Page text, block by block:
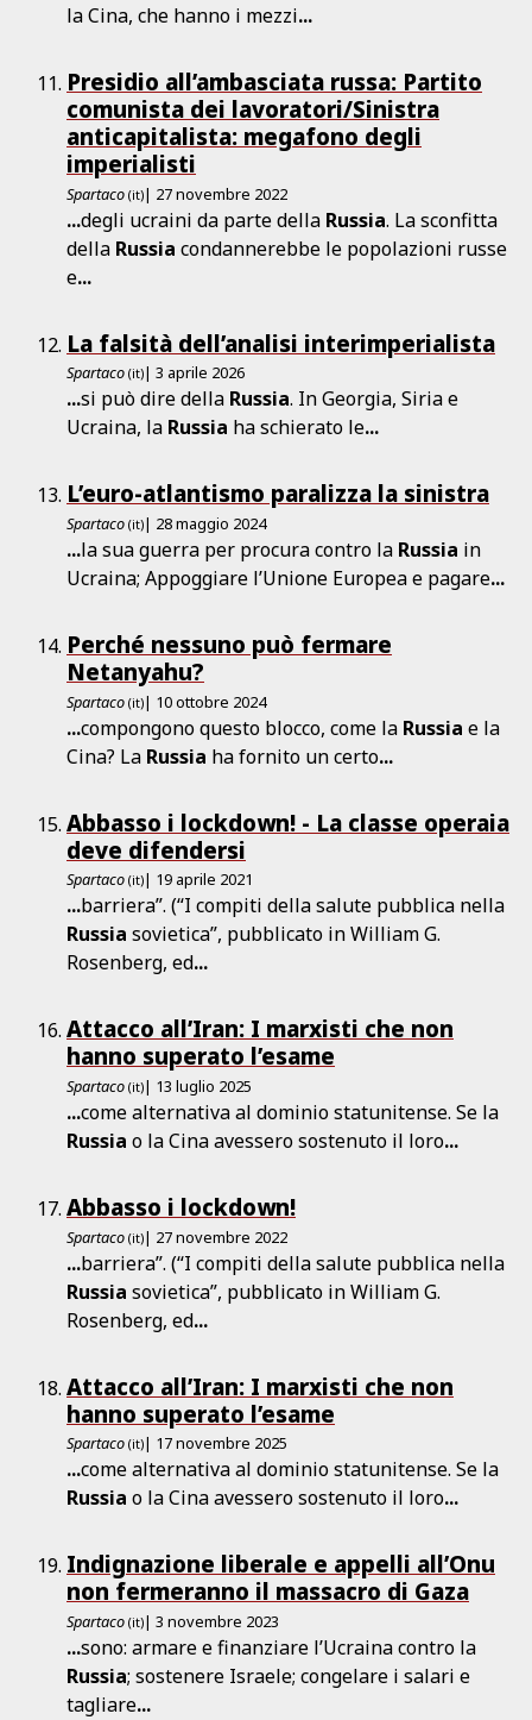
la Cina, che hanno i mezzi...
Presidio all’ambasciata russa: Partito
comunista dei lavoratori/Sinistra
anticapitalista: megafono degli
imperialisti
Spartaco (it)| 27 novembre 2022
...degli ucraini da parte della Russia. La sconfitta
della Russia condannerebbe le popolazioni russe
e...
La falsità dell’analisi interimperialista
Spartaco (it)| 3 aprile 2026
...si può dire della Russia. In Georgia, Siria e
Ucraina, la Russia ha schierato le...
L’euro-atlantismo paralizza la sinistra
Spartaco (it)| 28 maggio 2024
...la sua guerra per procura contro la Russia in
Ucraina; Appoggiare l’Unione Europea e pagare...
Perché nessuno può fermare
Netanyahu?
Spartaco (it)| 10 ottobre 2024
...compongono questo blocco, come la Russia e la
Cina? La Russia ha fornito un certo...
Abbasso i lockdown! - La classe operaia
deve difendersi
Spartaco (it)| 19 aprile 2021
...barriera”. (“I compiti della salute pubblica nella
Russia sovietica”, pubblicato in William G.
Rosenberg, ed...
Attacco all’Iran: I marxisti che non
hanno superato l’esame
Spartaco (it)| 13 luglio 2025
...come alternativa al dominio statunitense. Se la
Russia o la Cina avessero sostenuto il loro...
Abbasso i lockdown!
Spartaco (it)| 27 novembre 2022
...barriera”. (“I compiti della salute pubblica nella
Russia sovietica”, pubblicato in William G.
Rosenberg, ed...
Attacco all’Iran: I marxisti che non
hanno superato l’esame
Spartaco (it)| 17 novembre 2025
...come alternativa al dominio statunitense. Se la
Russia o la Cina avessero sostenuto il loro...
Indignazione liberale e appelli all’Onu
non fermeranno il massacro di Gaza
Spartaco (it)| 3 novembre 2023
...sono: armare e finanziare l’Ucraina contro la
Russia; sostenere Israele; congelare i salari e
tagliare...